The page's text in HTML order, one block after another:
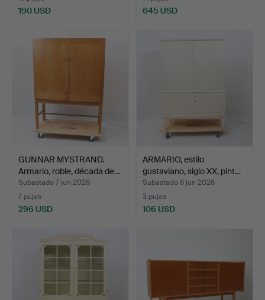
190 USD 645 USD
GUNNAR MYSTRAND.
Armario, roble, década de…
Subastado 7 jun 2026
7 pujas
296 USD
ARMARIO, estilo
gustaviano, siglo XX, pint…
Subastado 6 jun 2026
3 pujas
106 USD